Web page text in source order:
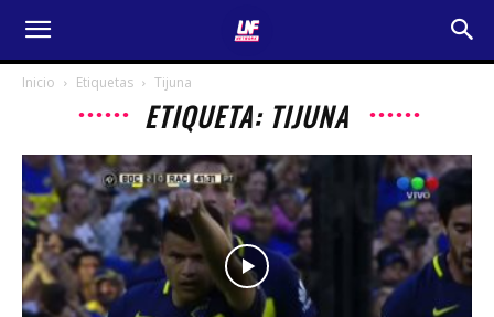
Inicio Etiquetas Tijuna
ETIQUETA: TIJUNA